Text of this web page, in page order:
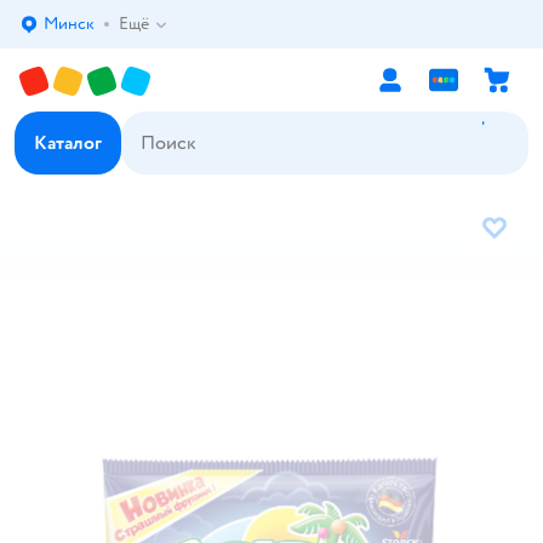
Выбор адреса доставки.
Минск Ещё
Каталог
В